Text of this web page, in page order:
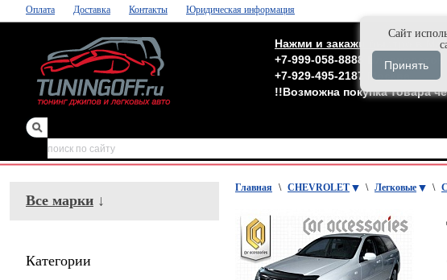
Оплата Доставка Контакты Юридическая информация
Нажми и закажи быстро в
+7-999-058-8888
Владивосток
+7-929-495-2187
Москва
!!Возможна покупка товара
зеркала,обвесы
Все марки ↓
Категории
Главная \ CHEVROLET \ Легковые \
Cайт
Принять